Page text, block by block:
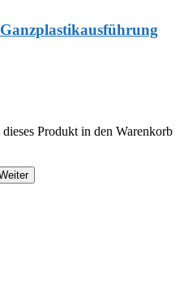
Produkt in den Warenkorb